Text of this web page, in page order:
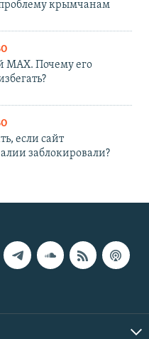
крымчанам
MAX. Почему его
если сайт
заблокировали?